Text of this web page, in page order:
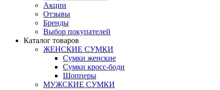
Акции
Отзывы
Бренды
Выбор покупателей
Каталог товаров
ЖЕНСКИЕ СУМКИ
Сумки женские
Сумки кросс-боди
Шопперы
МУЖСКИЕ СУМКИ